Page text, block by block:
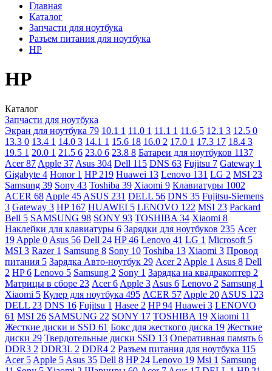
Главная
Каталог
Запчасти для ноутбука
Разъем питания для ноутбука
HP
HP
Каталог
Запчасти для ноутбука
Экран для ноутбука 79 10.1 1 11.0 1 11.1 1 11.6 5 12.1 3 12.5 0
13.3 0 13.4 1 14.0 3 14.1 1 15.6 18 16.0 2 17.0 1 17.3 17 18.4 3
19.5 1 20.0 1 21.5 6 23.0 6 23.8 8 Батареи для ноутбуков 1137
Acer87 Apple 37 Asus 304 Dell 115 DNS 63 Fujitsu 7 Gateway 1
Gigabyte 4 Honor 1 HP 219 Huawei 13 Lenovo 131 LG 2 MSI 23
Samsung 39 Sony 43 Toshiba 39 Xiaomi 9 Клавиатуры 1002
ACER 68 Apple 45 ASUS 231 DELL 56 DNS 35 Fujitsu-Siemens
3 Gateway 3 HP 167 HUAWEI 5 LENOVO 122 MSI 23 Packard
Bell 5 SAMSUNG 98 SONY 93 TOSHIBA 34 Xiaomi 8
Наклейки для клавиатуры 6 Зарядки для ноутбуков 235 Acer
19 Apple 0 Asus 56 Dell 24 HP46 Lenovo 41 LG 1 Microsoft 5
MSI 3 Razer 1 Samsung 8 Sony 10 Toshiba 13 Xiaomi 3 Провод
питания 5 Зарядка Авто-ноутбук 29 Acer 2 Apple 1 Asus 8 Dell
2 HP6 Lenovo 5 Samsung 2 Sony 1 Зарядка на квадракоптер 2
Матрицы в сборе 23 Acer6 Apple 3 Asus 6 Lenovo 2 Samsung 1
Xiaomi 5 Кулер для ноутбука 495 ACER 57 Apple 20 ASUS 123
DELL 23 DNS 16 Fujitsu 1 Hasee 2 HP94 Huawei 3 LENOVO
61 MSI 26 SAMSUNG 22 SONY 17 TOSHIBA 19 Xiaomi 11
Жесткие диски и SSD 61 Бокс для жесткого диска 19 Жесткие
диски 29 Твердотельные диски SSD 13 Оперативная память 6
DDR3 2 DDR3L 2 DDR4 2 Разъем питания для ноутбука 115
Acer 5 Apple 5 Asus 35 Dell 8 HP 24 Lenovo 19 Msi 1 Samsung